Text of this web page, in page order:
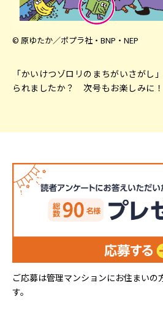
© 原ゆたか／ポプラ社・BNP・NEP
「かいけつゾロリのまちがいさがし
られましたか？ 次号もお楽しみに！
ご応募は管理マンションにお住まいの
す。